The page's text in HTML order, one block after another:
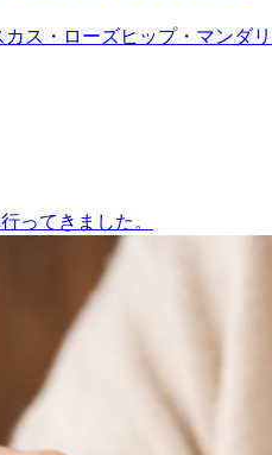
ス・ローズヒップ・マンダ
ってきました。